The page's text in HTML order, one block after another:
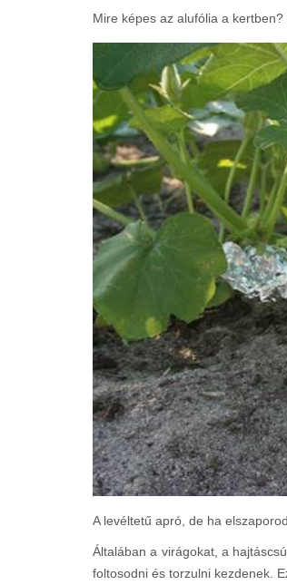
Mire képes az alufólia a
A levéltetű apró, de ha
Általában a virágokat, a
foltosodni és torzulni kezdenek.